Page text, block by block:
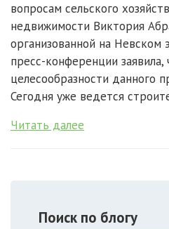
вопросам сельского
недвижимости Виктория
организованной на Невском
пресс-конференции заявила,
целесообразности данного
Сегодня уже ведется
Читать далее
Поиск по блогу